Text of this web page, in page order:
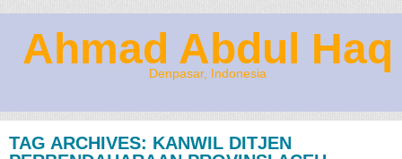
Ahmad Abdul Haq
Denpasar, Indonesia
TAG ARCHIVES: KANWIL DITJEN